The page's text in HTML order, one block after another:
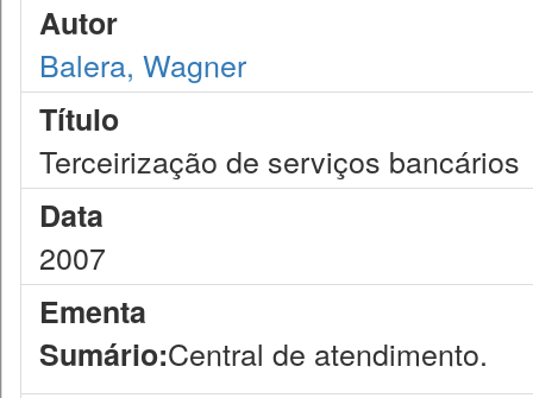
Autor
Balera, Wagner
Título
Terceirização de serviços bancários
Data
2007
Ementa
Sumário:Central de atendimento.